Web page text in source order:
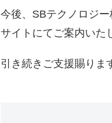
今後、SBテクノロジ
サイトにてご案内いた
引き続きご支援賜りま